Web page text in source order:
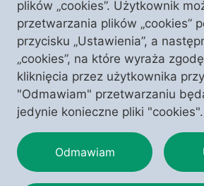
internauci w Stanach
Miliony osób poszukują informacji
koronawirusa. Kiedy panika
Zapewne niebawem. Tymczasem,
ekspert, nowy wariant […]
plików „cookies”. Użytkownik
przetwarzania plików „cookies”
przycisku „Ustawienia”, a
„cookies”, na które wyraża
kliknięcia przez użytkownika
"Odmawiam" przetwarzaniu
jedynie konieczne pliki "cookies".
Odmawiam